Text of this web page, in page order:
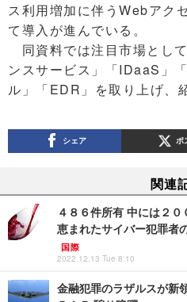
ス利用増加に伴うWebアク
て導入が進んでいる。
同資料では注目市場とし
ンスサービス」「IDaaS」
ル」「EDR」を取り上げ、
シェア ポ
関連
４８６件所有 中には２
恵まれたサイバー犯罪者
国際
2022.12.13 Tue 8:10
金融犯罪のラザルスが新